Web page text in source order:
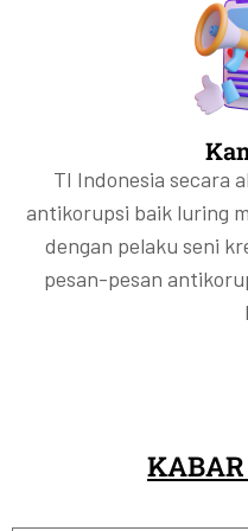
TI Indonesia secara
antikorupsi baik luring
dengan pelaku seni
pesan-pesan